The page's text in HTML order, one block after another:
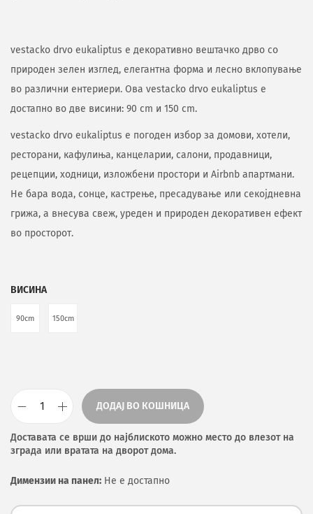
vestacko drvo eukaliptus е декоративно вештачко дрво со
природен зелен изглед, елегантна форма и лесно вклопување
во различни ентериери. Ова vestacko drvo eukaliptus е
достапно во две висини: 90 cm и 150 cm.
vestacko drvo eukaliptus е погоден избор за домови, хотели,
ресторани, кафулиња, канцеларии, салони, продавници,
рецепции, ходници, изложбени простори и Airbnb апартмани.
Не бара вода, сонце, кастрење, пресадување или секојдневна
грижа, а внесува свеж, уреден и природен декоративен ефект
во просторот.
ВИСИНА
90cm 150cm
ДОДАЈ ВО КОШНИЦА
Доставата се врши до најблиското можно место до влезот на
зграда или вратата на дворот дома.
Димензии на панел: Не е достапно